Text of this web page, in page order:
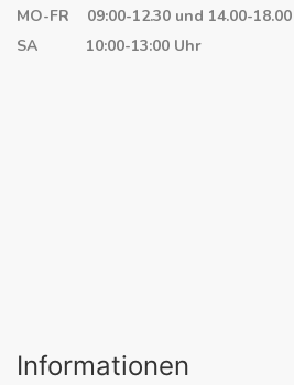
MO-FR 09:00-12.30 und 14.00-
SA 10:00-13:00 Uhr
Informationen